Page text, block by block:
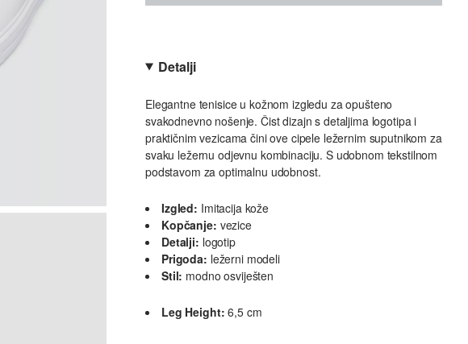
Detalji
Elegantne tenisice u kožnom izgledu za opušteno
svakodnevno nošenje. Čist dizajn s detaljima logotipa i
praktičnim vezicama čini ove cipele ležernim suputnikom za
svaku ležernu odjevnu kombinaciju. S udobnom tekstilnom
podstavom za optimalnu udobnost.
Izgled: Imitacija kože
Kopčanje: vezice
Detalji: logotip
Prigoda: ležerni modeli
Stil: modno osviješten
Leg Height: 6,5 cm